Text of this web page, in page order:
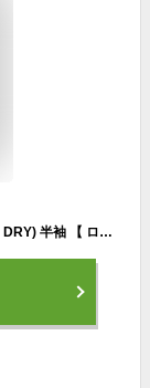
Phiten ファイテン RAKUシャツSPORTS(SMOOTH DRY) 半袖 【 ロゴ入り 】 バレーボール バドミントン テニス ラクシャツ スポーツtシャツ ロゴtシャツ